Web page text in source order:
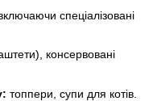
спеціалізовані
консервовані
топпери, супи для котів.